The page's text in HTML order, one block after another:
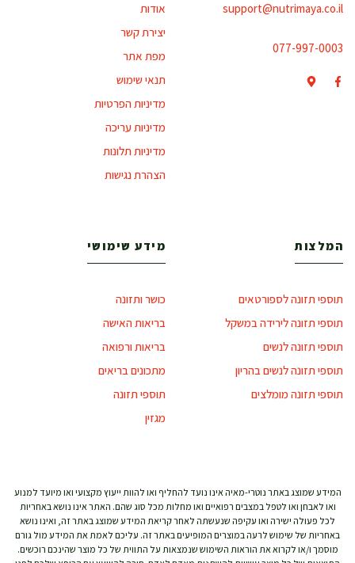
support@nutrimaya.co.il
077-997-0003
אודות
יצירת קשר
מפת אתר
תנאי שימוש
מדיניות הפרטיות
מדיניות עריכה
מדיניות תלונות
הצהרת נגישות
המלצות
תוספי תזונה לספורטאים
תוספי תזונה לירידה במשקל
תוספי תזונה לנשים
תוספי תזונה לנשים בהריון
תוספי תזונה מומלצים
מידע שימושי
כושר ותזונה
בריאות האישה
בריאות ורפואה
מתכונים בריאים
תוספי תזונה
מגזין
המידע שמוצג באתר נוטרי-מאיה אינו נועד להחליף ואו להוות ייעוץ מקצועי ואו מיועד למנוע
ואו לאבחן ואו לטפל במצבים רפואיים ואו מחלות מכל סוג שהם. האתר אינו נושא באחריות
לכל פעולה ישירה ואו עקיפה שנעשתה לאחר קריאת המידע שמוצג באתר זה, ואינו נושא
באחריות של שימוש לרעה במוצרים המופיעים באתר זה. עליכם לאמת את המידע מול גורם
מוסמך ו/או לקרוא את הוראות השימוש שנמצאות על התווית של כל מוצר שהינכם רוכשים.